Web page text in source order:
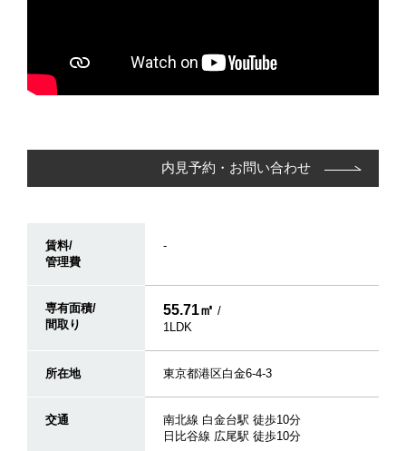
内見予約・お問い合わせ
賃料/
管理費
-
専有面積/
間取り
55.71㎡ /
1LDK
所在地 東京都港区白金6-4-3
交通
南北線 白金台駅 徒歩10分
日比谷線 広尾駅 徒歩10分